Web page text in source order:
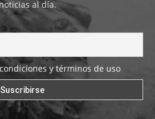
al día.
y términos de uso